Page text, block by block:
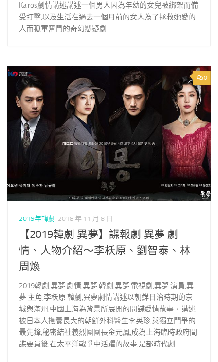
Kairos劇情講述講述一個男人因為年幼的女兒被綁架而備
受打擊,以及生活在過去一個月前的女人為了拯救她愛的
人而孤軍奮鬥的奇幻懸疑劇
0
2019年韓劇 2018 年 11 月 8 日
【2019韓劇 異夢】諜報劇 異夢 劇
情、人物介紹～李枖原、劉智泰、林
周煥
2019韓劇,異夢 劇情,異夢 韓劇,異夢 電視劇,異夢 演員,異
夢 主角,李枖原 韓劇,異夢劇情講述以朝鮮日治時期的京
城與滿州,中國上海為背景所展開的間諜愛情故事，講述
被日本人撫養長大的朝鮮外科醫生李英珍,與獨立鬥爭的
最先鋒,秘密結社義烈團團長金元鳳,成為上海臨時政府間
諜要員後,在太平洋戰爭中活躍的故事,是部時代劇
…